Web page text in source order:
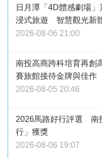
日月潭「4D體感劇場
浸式旅遊 智慧觀光新
2026-08-06 21:00
南投高商跨科培育再
賽旅館接待金牌與佳作
2026-08-05 20:46
2026馬路好行評選 南
行」獲獎
2026-08-06 19:07